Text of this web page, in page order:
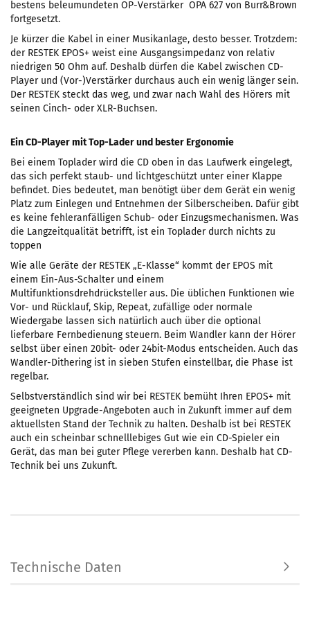
bestens beleumundeten OP-Verstärker OPA 627 von Burr&Brown
fortgesetzt.
Je kürzer die Kabel in einer Musikanlage, desto besser. Trotzdem:
der RESTEK EPOS+ weist eine Ausgangsimpedanz von relativ
niedrigen 50 Ohm auf. Deshalb dürfen die Kabel zwischen CD-
Player und (Vor-)Verstärker durchaus auch ein wenig länger sein.
Der RESTEK steckt das weg, und zwar nach Wahl des Hörers mit
seinen Cinch- oder XLR-Buchsen.
Ein CD-Player mit Top-Lader und bester Ergonomie
Bei einem Toplader wird die CD oben in das Laufwerk eingelegt,
das sich perfekt staub- und lichtgeschützt unter einer Klappe
befindet. Dies bedeutet, man benötigt über dem Gerät ein wenig
Platz zum Einlegen und Entnehmen der Silberscheiben. Dafür gibt
es keine fehleranfälligen Schub- oder Einzugsmechanismen. Was
die Langzeitqualität betrifft, ist ein Toplader durch nichts zu
toppen
Wie alle Geräte der RESTEK „E-Klasse“ kommt der EPOS mit
einem Ein-Aus-Schalter und einem
Multifunktionsdrehdrücksteller aus. Die üblichen Funktionen wie
Vor- und Rücklauf, Skip, Repeat, zufällige oder normale
Wiedergabe lassen sich natürlich auch über die optional
lieferbare Fernbedienung steuern. Beim Wandler kann der Hörer
selbst über einen 20bit- oder 24bit-Modus entscheiden. Auch das
Wandler-Dithering ist in sieben Stufen einstellbar, die Phase ist
regelbar.
Selbstverständlich sind wir bei RESTEK bemüht Ihren EPOS+ mit
geeigneten Upgrade-Angeboten auch in Zukunft immer auf dem
aktuellsten Stand der Technik zu halten. Deshalb ist bei RESTEK
auch ein scheinbar schnelllebiges Gut wie ein CD-Spieler ein
Gerät, das man bei guter Pflege vererben kann. Deshalb hat CD-
Technik bei uns Zukunft.
Technische Daten